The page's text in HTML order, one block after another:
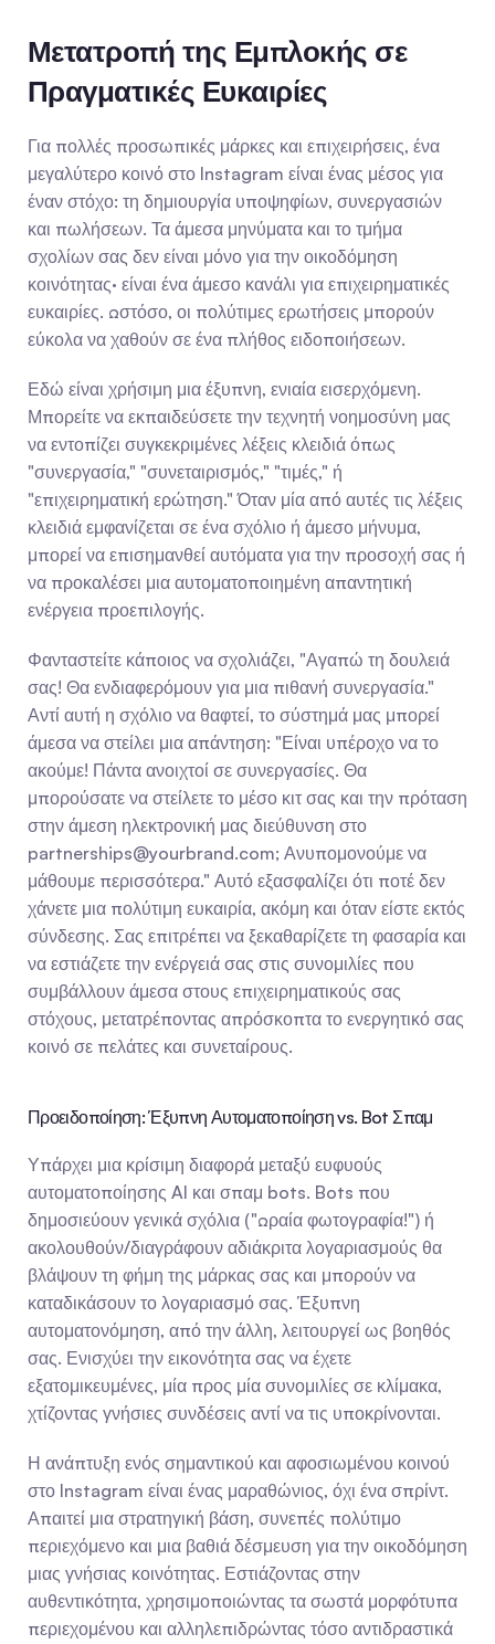
Μετατροπή της Εμπλοκής σε
Πραγματικές Ευκαιρίες
Για πολλές προσωπικές μάρκες και επιχειρήσεις, ένα
μεγαλύτερο κοινό στο Instagram είναι ένας μέσος για
έναν στόχο: τη δημιουργία υποψηφίων, συνεργασιών
και πωλήσεων. Τα άμεσα μηνύματα και το τμήμα
σχολίων σας δεν είναι μόνο για την οικοδόμηση
κοινότητας· είναι ένα άμεσο κανάλι για επιχειρηματικές
ευκαιρίες. Ωστόσο, οι πολύτιμες ερωτήσεις μπορούν
εύκολα να χαθούν σε ένα πλήθος ειδοποιήσεων.
Εδώ είναι χρήσιμη μια έξυπνη, ενιαία εισερχόμενη.
Μπορείτε να εκπαιδεύσετε την τεχνητή νοημοσύνη μας
να εντοπίζει συγκεκριμένες λέξεις κλειδιά όπως
"συνεργασία," "συνεταιρισμός," "τιμές," ή
"επιχειρηματική ερώτηση." Όταν μία από αυτές τις λέξεις
κλειδιά εμφανίζεται σε ένα σχόλιο ή άμεσο μήνυμα,
μπορεί να επισημανθεί αυτόματα για την προσοχή σας ή
να προκαλέσει μια αυτοματοποιημένη απαντητική
ενέργεια προεπιλογής.
Φανταστείτε κάποιος να σχολιάζει, "Αγαπώ τη δουλειά
σας! Θα ενδιαφερόμουν για μια πιθανή συνεργασία."
Αντί αυτή η σχόλιο να θαφτεί, το σύστημά μας μπορεί
άμεσα να στείλει μια απάντηση: "Είναι υπέροχο να το
ακούμε! Πάντα ανοιχτοί σε συνεργασίες. Θα
μπορούσατε να στείλετε το μέσο κιτ σας και την πρόταση
partnerships@yourbrand.com; Ανυπομονούμε να
μάθουμε περισσότερα." Αυτό εξασφαλίζει ότι ποτέ δεν
χάνετε μια πολύτιμη ευκαιρία, ακόμη και όταν είστε εκτός
σύνδεσης. Σας επιτρέπει να ξεκαθαρίζετε τη φασαρία και
να εστιάζετε την ενέργειά σας στις συνομιλίες που
συμβάλλουν άμεσα στους επιχειρηματικούς σας
στόχους, μετατρέποντας απρόσκοπτα το ενεργητικό σας
κοινό σε πελάτες και συνεταίρους.
Προειδοποίηση: Έξυπνη Αυτοματοποίηση vs. Bot Σπαμ
Υπάρχει μια κρίσιμη διαφορά μεταξύ ευφυούς
αυτοματοποίησης AI και σπαμ bots. Bots που
δημοσιεύουν γενικά σχόλια ("Ωραία φωτογραφία!") ή
ακολουθούν/διαγράφουν αδιάκριτα λογαριασμούς θα
βλάψουν τη φήμη της μάρκας σας και μπορούν να
καταδικάσουν το λογαριασμό σας. Έξυπνη
αυτοματονόμηση, από την άλλη, λειτουργεί ως βοηθός
σας. Ενισχύει την εικονότητα σας να έχετε
εξατομικευμένες, μία προς μία συνομιλίες σε κλίμακα,
χτίζοντας γνήσιες συνδέσεις αντί να τις υποκρίνονται.
Η ανάπτυξη ενός σημαντικού και αφοσιωμένου κοινού
στο Instagram είναι ένας μαραθώνιος, όχι ένα σπρίντ.
Απαιτεί μια στρατηγική βάση, συνεπές πολύτιμο
περιεχόμενο και μια βαθιά δέσμευση για την οικοδόμηση
μιας γνήσιας κοινότητας. Εστιάζοντας στην
αυθεντικότητα, χρησιμοποιώντας τα σωστά μορφότυπα
περιεχομένου και αλληλεπιδρώντας τόσο αντιδραστικά